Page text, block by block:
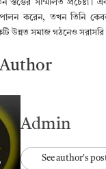
সম্মিলিত
পালন করেন, তখন তিনি
উন্নত সমাজ গঠনেও সরাসরি
Admin
See author's